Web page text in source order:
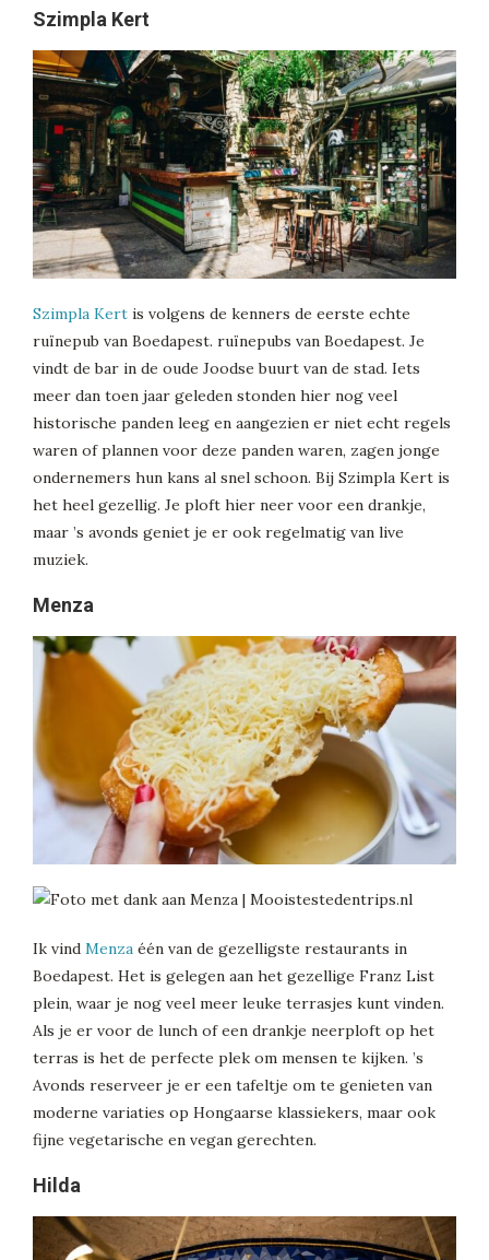
Szimpla Kert
Szimpla Kert is volgens de kenners de eerste echte
ruïnepub van Boedapest. ruïnepubs van Boedapest. Je
vindt de bar in de oude Joodse buurt van de stad. Iets
meer dan toen jaar geleden stonden hier nog veel
historische panden leeg en aangezien er niet echt regels
waren of plannen voor deze panden waren, zagen jonge
ondernemers hun kans al snel schoon. Bij Szimpla Kert is
het heel gezellig. Je ploft hier neer voor een drankje,
maar ’s avonds geniet je er ook regelmatig van live
muziek.
Menza
Ik vind Menza één van de gezelligste restaurants in
Boedapest. Het is gelegen aan het gezellige Franz List
plein, waar je nog veel meer leuke terrasjes kunt vinden.
Als je er voor de lunch of een drankje neerploft op het
terras is het de perfecte plek om mensen te kijken. ’s
Avonds reserveer je er een tafeltje om te genieten van
moderne variaties op Hongaarse klassiekers, maar ook
fijne vegetarische en vegan gerechten.
Hilda